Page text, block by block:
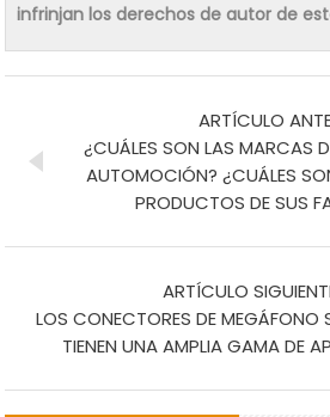
infrinjan los derechos de autor de
ARTÍCULO
¿CUÁLES SON LAS MARCAS
AUTOMOCIÓN? ¿CUÁLES
PRODUCTOS DE SUS
ARTÍCULO
LOS CONECTORES DE MEGÁFONO
TIENEN UNA AMPLIA GAMA DE